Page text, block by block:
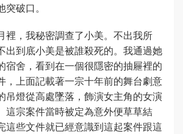
破口。
裡，我秘密調查了小美。不出我所
出到底小美是被誰殺死的。我通過她
宿舍，看到在一個很隱密的抽屜裡的
，上面記載著一宗十年前的舞台劇意
吊燈從高處墜落，飾演女主角的女演
這宗案件當時被定為意外便草草結
這些文件就已經意識到這起案件跟這